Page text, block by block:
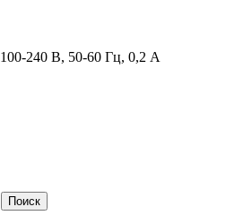
100-240 В, 50-60 Гц, 0,2 А
Поиск